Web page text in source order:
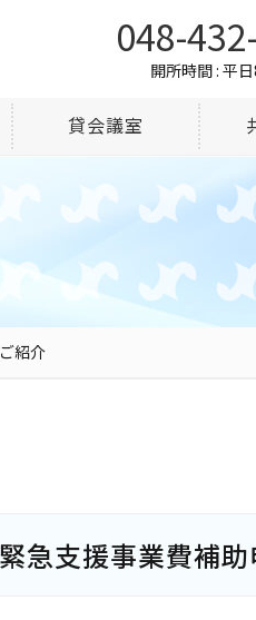
048-
開所時間 : 平
貸会議室
紹介
急支援事業費補